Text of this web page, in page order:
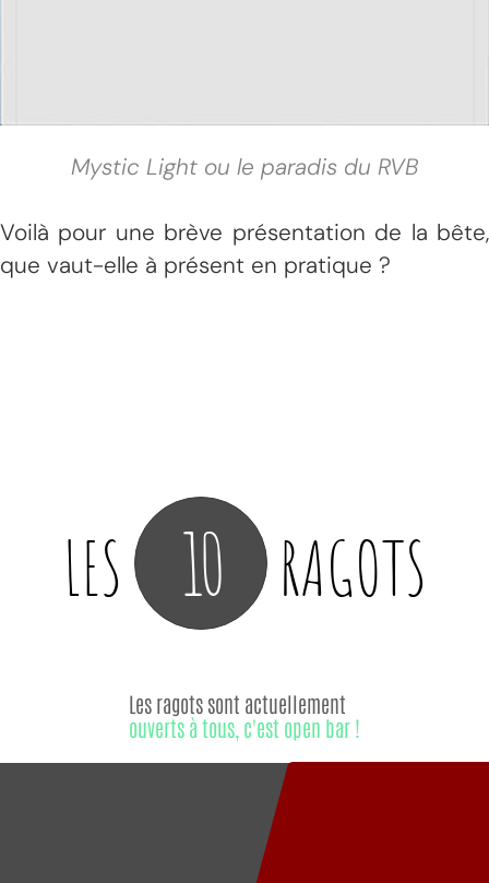
Mystic Light ou le paradis du RVB
Voilà pour une brève présentation de la bête,
que vaut-elle à présent en pratique ?
LES 10 RAGOTS
Les ragots sont actuellement
ouverts à tous, c'est open bar !